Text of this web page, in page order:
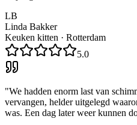
LB
Linda Bakker
Keuken kitten · Rotterdam
5.0
"We hadden enorm last van
vervangen, helder uitgelegd
was. Een dag later weer kunnen